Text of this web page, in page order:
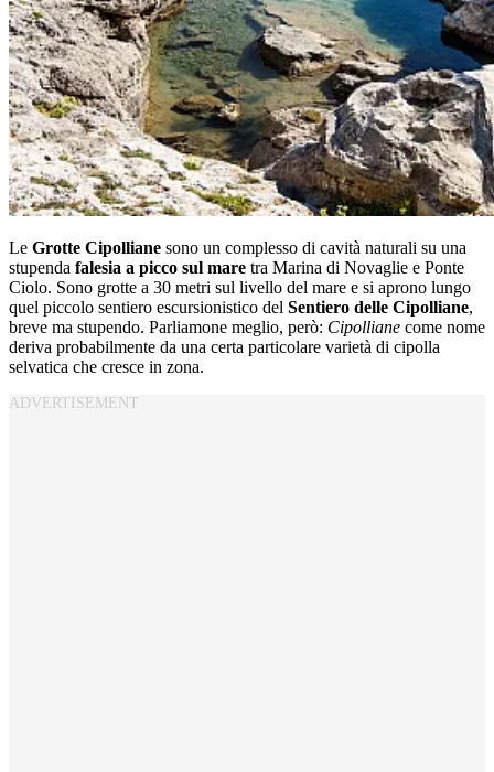
Le Grotte Cipolliane sono un complesso di cavità naturali su una
stupenda falesia a picco sul mare tra Marina di Novaglie e Ponte
Ciolo. Sono grotte a 30 metri sul livello del mare e si aprono lungo
quel piccolo sentiero escursionistico del Sentiero delle Cipolliane,
breve ma stupendo. Parliamone meglio, però: Cipolliane come nome
deriva probabilmente da una certa particolare varietà di cipolla
selvatica che cresce in zona.